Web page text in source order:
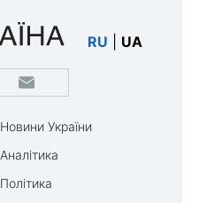
RU UA
Новини України
Аналітика
Політика